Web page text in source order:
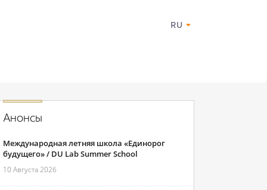
RU
Анонсы
Международная летняя школа «Единорог
будущего» / DU Lab Summer School
10 Августа 2026